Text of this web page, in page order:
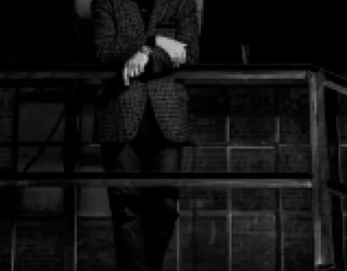
CONVOCATORIAS
NOTICIAS
GETXO KULTURA
ASOCIACIONES